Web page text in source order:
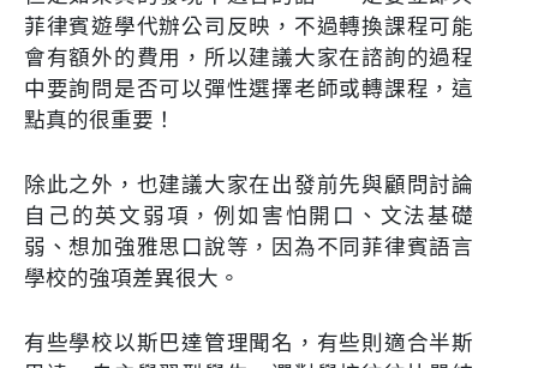
菲律賓遊學代辦公司反映，不過轉換課程可能
會有額外的費用，所以建議大家在諮詢的過程
中要詢問是否可以彈性選擇老師或轉課程，這
點真的很重要！
除此之外，也建議大家在出發前先與顧問討論
自己的英文弱項，例如害怕開口、文法基礎
弱、想加強雅思口說等，因為不同菲律賓語言
學校的強項差異很大。
有些學校以斯巴達管理聞名，有些則適合半斯